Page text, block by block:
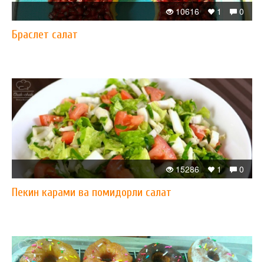
0
1
10616
Браслет салат
0
1
15286
Пекин карами ва помидорли салат